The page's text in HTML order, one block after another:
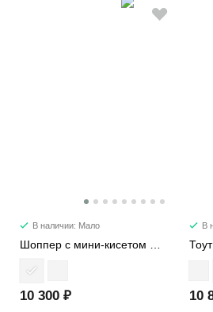
В наличии: Мало
Шоппер с мини-кисетом в комплекте 8439
10 300 ₽
В
10